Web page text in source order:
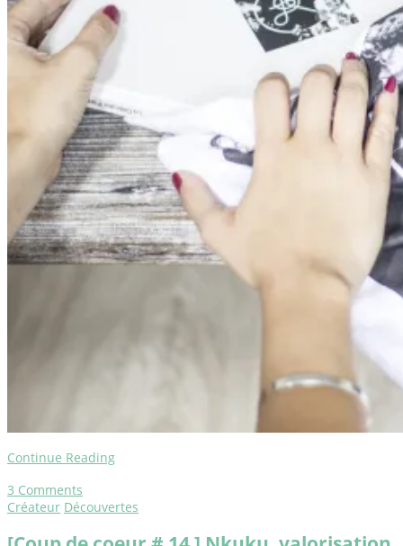
Continue Reading
3 Comments
Créateur Découvertes